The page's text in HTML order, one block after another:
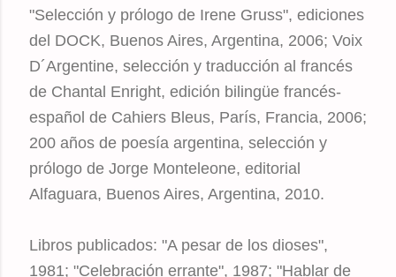
"Selección y prólogo de Irene Gruss", ediciones
del DOCK, Buenos Aires, Argentina, 2006; Voix
D´Argentine, selección y traducción al francés
de Chantal Enright, edición bilingüe francés-
español de Cahiers Bleus, París, Francia, 2006;
200 años de poesía argentina, selección y
prólogo de Jorge Monteleone, editorial
Alfaguara, Buenos Aires, Argentina, 2010.
Libros publicados: "A pesar de los dioses",
1981; "Celebración errante", 1987; "Hablar de